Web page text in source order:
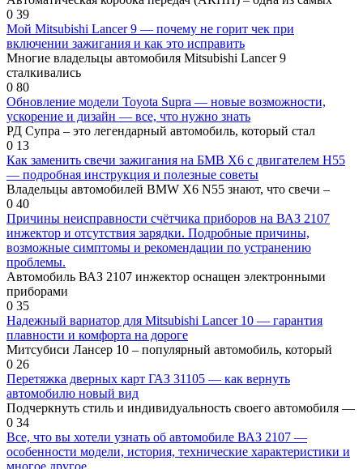
0 39
Мой Mitsubishi Lancer 9 — почему не горит чек при
включении зажигания и как это исправить
Многие владельцы автомобиля Mitsubishi Lancer 9
сталкивались
0 80
Обновление модели Toyota Supra — новые возможности,
ускорение и дизайн — все, что нужно знать
РД Супра – это легендарный автомобиль, который стал
0 13
Как заменить свечи зажигания на БМВ Х6 с двигателем Н55
— подробная инструкция и полезные советы
Владельцы автомобилей BMW X6 N55 знают, что свечи –
0 40
Причины неисправности счётчика приборов на ВАЗ 2107
инжектор и отсутствия зарядки. Подробные причины,
возможные симптомы и рекомендации по устранению
проблемы.
Автомобиль ВАЗ 2107 инжектор оснащен электронными
приборами
0 35
Надежный вариатор для Mitsubishi Lancer 10 — гарантия
плавности и комфорта на дороге
Митсубиси Лансер 10 – популярный автомобиль, который
0 26
Перетяжка дверных карт ГАЗ 31105 — как вернуть
автомобилю новый вид
Подчеркнуть стиль и индивидуальность своего автомобиля —
0 34
Все, что вы хотели узнать об автомобиле ВАЗ 2107 —
особенности модели, история, технические характеристики и